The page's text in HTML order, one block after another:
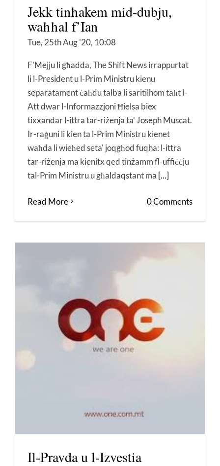
Jekk tinħakem mid-dubju,
waħħal f’Ian
Tue, 25th Aug '20, 10:08
F'Mejju li għadda, The Shift News irrappurtat
li l-President u l-Prim Ministru kienu
separatament ċaħdu talba li saritilhom taħt l-
Att dwar l-Informazzjoni Ħielsa biex
tixxandar l-ittra tar-riżenja ta' Joseph Muscat.
Ir-raġuni li kien ta l-Prim Ministru kienet
waħda li wieħed seta' joqgħod fuqha: l-ittra
tar-riżenja ma kienitx qed tinżamm fl-uffiċċju
tal-Prim Ministru u għaldaqstant ma [...]
Read More 0 Comments
Il-Pravda u l-Izvestia